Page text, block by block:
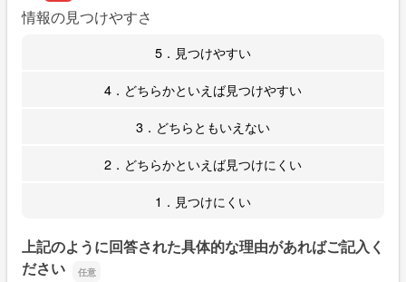
情報の見つけやすさ
5．見つけやすい
4．どちらかといえば見つけやすい
3．どちらともいえない
2．どちらかといえば見つけにくい
1．見つけにくい
上記のように回答された具体的な理由があればご記入く
ださい